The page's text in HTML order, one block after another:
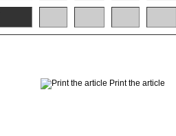
Print the article